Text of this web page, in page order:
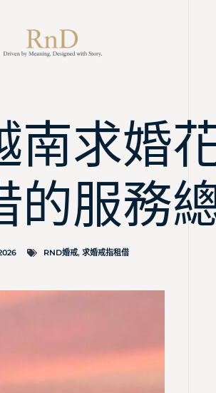
南求婚
的服務
RND婚戒,求婚戒指租借